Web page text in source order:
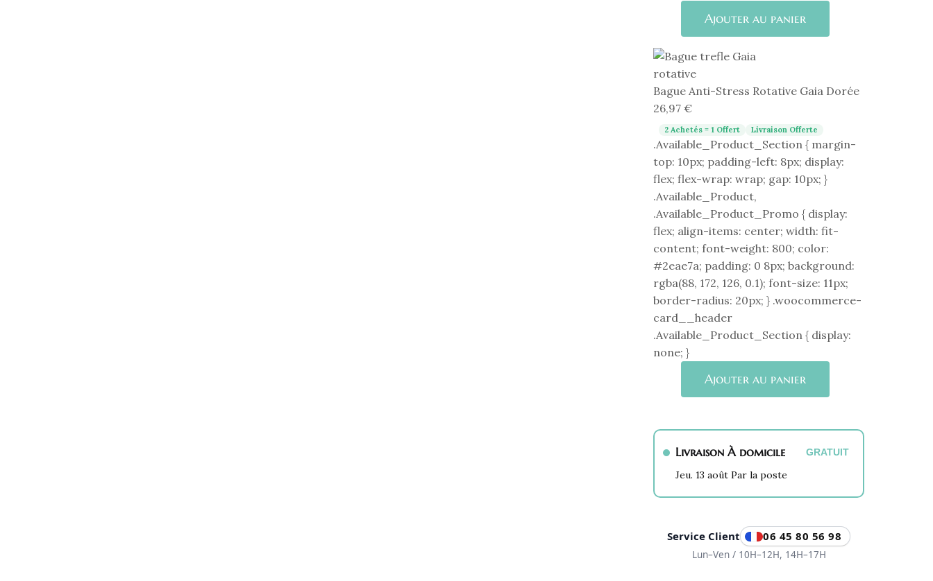
Anti-
Stress
Rotative
Gaia
Dorée
Ajouter au panier
Bague Anti-Stress Rotative Gaia Dorée
26,97€
2 Achetés = 1 Offert Livraison Offerte
.Available_Product_Section { margin-
top: 10px; padding-left: 8px; display:
flex; flex-wrap: wrap; gap: 10px; }
.Available_Product,
.Available_Product_Promo { display:
flex; align-items: center; width: fit-
content; font-weight: 800; color:
#2eae7a; padding: 0 8px; background:
rgba(88, 172, 126, 0.1); font-size: 11px;
border-radius: 20px; } .woocommerce-
card__header
.Available_Product_Section { display:
none; }
Stress
Rotative
Gaia
Dorée
Ajouter au panier
Livraison À domicile GRATUIT
Jeu. 13 août Par la poste
Service Client 06 45 80 56 98
Lun–Ven / 10H–12H, 14H–17H